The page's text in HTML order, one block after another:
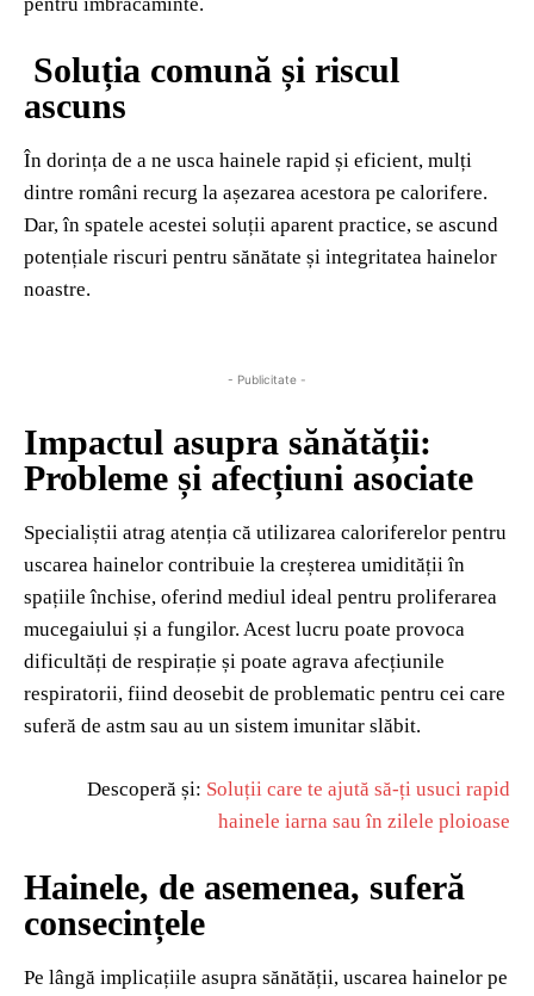
Soluția comună și riscul
ascuns
În dorința de a ne usca hainele rapid și eficient, mulți
dintre români recurg la așezarea acestora pe calorifere.
Dar, în spatele acestei soluții aparent practice, se ascund
potențiale riscuri pentru sănătate și integritatea hainelor
noastre.
- Publicitate -
Impactul asupra sănătății:
Probleme și afecțiuni asociate
Specialiștii atrag atenția că utilizarea caloriferelor pentru
uscarea hainelor contribuie la creșterea umidității în
spațiile închise, oferind mediul ideal pentru proliferarea
mucegaiului și a fungilor. Acest lucru poate provoca
dificultăți de respirație și poate agrava afecțiunile
respiratorii, fiind deosebit de problematic pentru cei care
suferă de astm sau au un sistem imunitar slăbit.
Descoperă și: Soluții care te ajută să-ți usuci rapid
hainele iarna sau în zilele ploioase
Hainele, de asemenea, suferă
consecințele
Pe lângă implicațiile asupra sănătății, uscarea hainelor pe